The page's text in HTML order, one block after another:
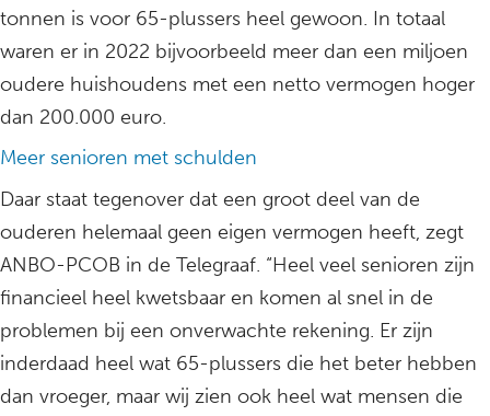
tonnen is voor 65-plussers heel gewoon. In totaal
waren er in 2022 bijvoorbeeld meer dan een miljoen
oudere huishoudens met een netto vermogen hoger
dan 200.000 euro.
Meer senioren met schulden
Daar staat tegenover dat een groot deel van de
ouderen helemaal geen eigen vermogen heeft, zegt
ANBO-PCOB in de Telegraaf. “Heel veel senioren zijn
financieel heel kwetsbaar en komen al snel in de
problemen bij een onverwachte rekening. Er zijn
inderdaad heel wat 65-plussers die het beter hebben
dan vroeger, maar wij zien ook heel wat mensen die